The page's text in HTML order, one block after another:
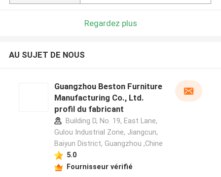
Regardez plus
AU SUJET DE NOUS
Guangzhou Beston Furniture
Manufacturing Co., Ltd.
profil du fabricant
Building D, No. 19, East Lane,
Gulou Industrial Zone, Jiangcun,
Baiyun District, Guangzhou ,Chine
5.0
Fournisseur vérifié